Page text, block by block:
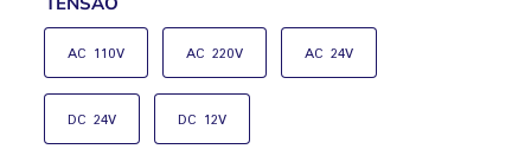
AC 110V AC 220V AC 24V
DC 24V DC 12V